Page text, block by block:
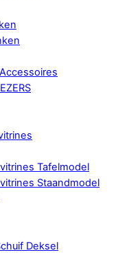
Tafelmodel
Staandmodel
Deksel